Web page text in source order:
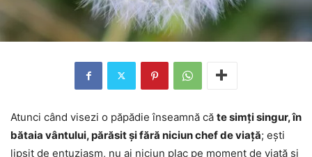
Atunci când visezi o păpădie înseamnă că te simți singur, în
bătaia vântului, părăsit și fără niciun chef de viață; ești
lipsit de entuziasm, nu ai niciun plac pe moment de viață și